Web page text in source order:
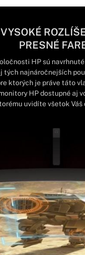
VYSOKÉ
PRESNÉ
HP sú
tých najnáročnejších
ktorých je práve táto
HP dostupné aj
uvidíte všetok Váš